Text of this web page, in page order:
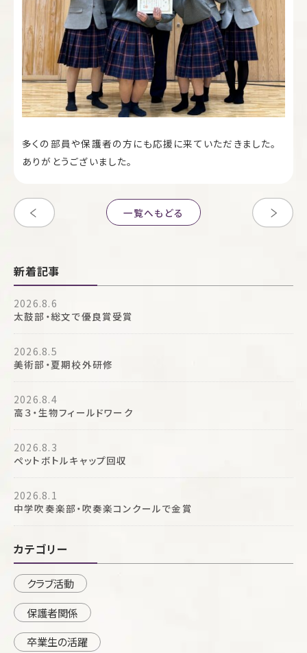
多くの部員や保護者の方にも応援に来ていただきました。
ありがとうございました。
一覧へもどる
新着記事
2026.8.6
太鼓部・総文で優良賞受賞
2026.8.5
美術部・夏期校外研修
2026.8.4
高３・生物フィールドワーク
2026.8.3
ペットボトルキャップ回収
2026.8.1
中学吹奏楽部・吹奏楽コンクールで金賞
カテゴリー
クラブ活動
保護者関係
卒業生の活躍